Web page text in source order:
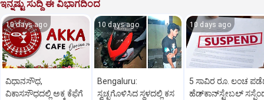
ಇನ್ನಷ್ಟು ಸುದ್ದಿ ಈ ವಿಭಾಗದಿಂದ
10 days ago
ವಿಧಾನಸೌಧ,
ವಿಕಾಸಸೌಧದಲ್ಲಿ ಅಕ್ಕ ಕೆಫೆಗೆ
10 days ago
Bengaluru:
ಸ್ವಚ್ಛಗೊಳಿಸಿದ ಸ್ಥಳದಲ್ಲಿ ಕಸ
10 days ago
5 ಸಾವಿರ ರೂ. ಲಂಚ
ಹೆಡ್‌ಕಾನ್‌ಸ್ಟೇಬಲ್‌